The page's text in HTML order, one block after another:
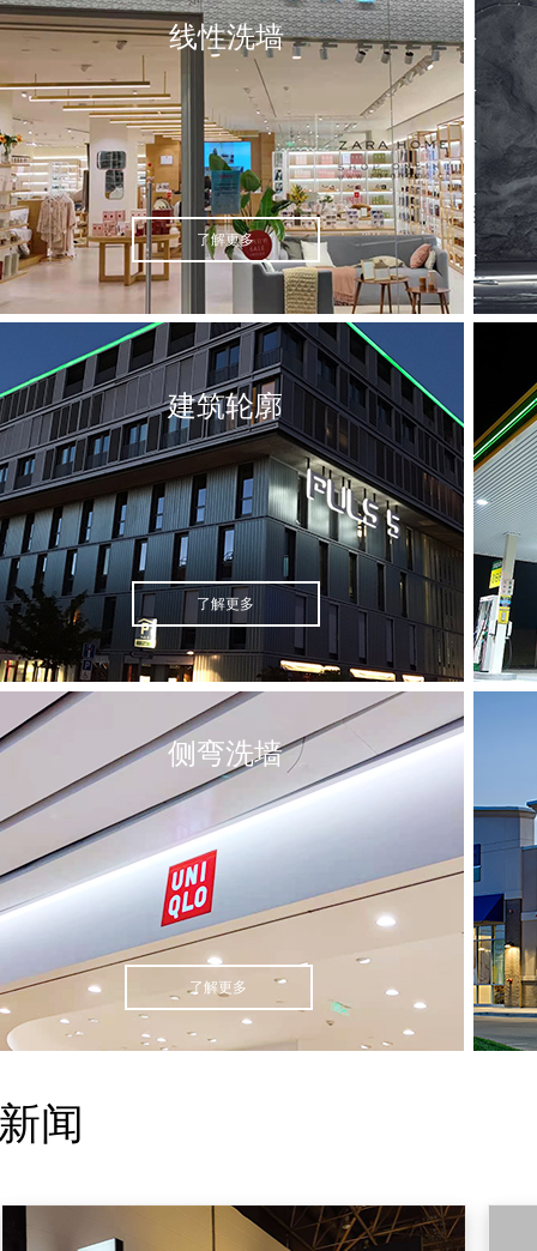
闻
了解更多
建筑轮廓
侧弯洗墙
了解更多
了解更多
线性洗墙